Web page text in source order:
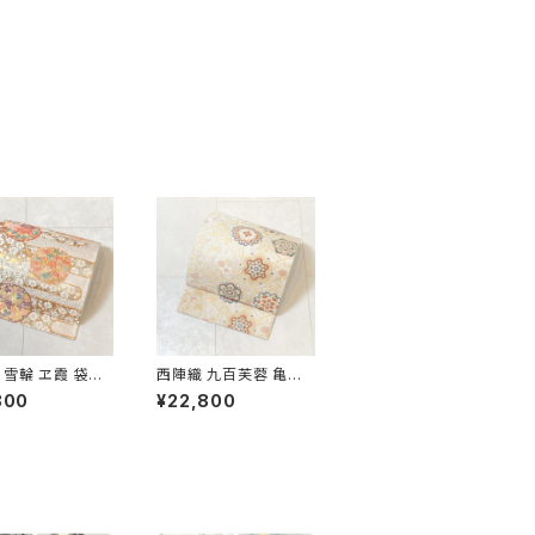
雪輪 ヱ霞 袋帯
白 ピンク 水
ステルカラー 5
西陣織 九百芙蓉 亀甲
彩華文 唐織り 袋帯 正
絹 金糸 クリーム色 白
¥22,800